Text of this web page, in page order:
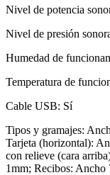
Nivel de potencia
Nivel de presión
Humedad de
Temperatura de
Cable USB: Sí
Tipos y gramajes:
Tarjeta (horizontal):
con relieve (cara
1mm; Recibos: